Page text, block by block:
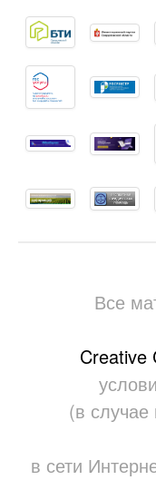
Все
Creative
(в
в сети